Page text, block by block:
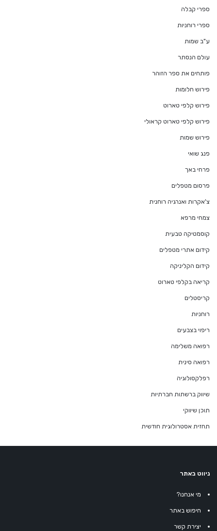
ספרי קבלה
ספרי רוחניות
ע"ב שמות
עולם הנסתר
פותחים את ספר הזוהר
פירוש חלומות
פירוש קלפי טארוט
פירוש קלפי טארוט קראולי
פירוש שמות
פנג שואי
פרחי באך
פרסום מטפלים
צ'אקרות ואנרגיה רוחנית
צמחי מרפא
קוסמטיקה טבעית
קידום אתרי מטפלים
קידום הקליניקה
קריאה בקלפי טארוט
קריסטלים
רוחניות
ריפוי בצבעים
רפואה משלימה
רפואה סינית
רפלקסולוגיה
שיווק ברשתות חברתיות
תוכן שיווקי
תחזית אסטרולוגית חודשית
ניווט באתר
מי אנחנו?
חיפוש באתר
יצירת קשר